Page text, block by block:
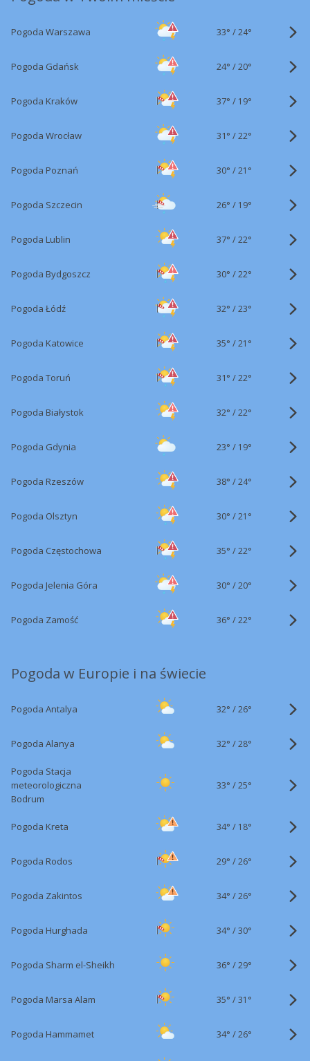
Pogoda Warszawa 33° /24°
Pogoda Gdańsk 24° /20°
Pogoda Kraków 37° / 19°
Pogoda Wrocław 31° /22°
Pogoda Poznań 30° /21°
Pogoda Szczecin 26° / 19°
Pogoda Lublin 37° /22°
Pogoda Bydgoszcz 30° /22°
Pogoda Łódź 32° /23°
Pogoda Katowice 35° /21°
Pogoda Toruń 31° /22°
Pogoda Białystok 32° /22°
Pogoda Gdynia 23° / 19°
Pogoda Rzeszów 38° /24°
Pogoda Olsztyn 30° /21°
Pogoda Częstochowa 35° /22°
Pogoda Jelenia Góra 30° /20°
Pogoda Zamość 36° /22°
Pogoda w Europie i na świecie
Pogoda Antalya 32° /26°
Pogoda Alanya 32° /28°
Pogoda Stacja
meteorologiczna
Bodrum
33° /25°
Pogoda Kreta 34° / 18°
Pogoda Rodos 29° /26°
Pogoda Zakintos 34° /26°
Pogoda Hurghada 34° /30°
Pogoda Sharm el-Sheikh 36° /29°
Pogoda Marsa Alam 35° /31°
Pogoda Hammamet 34° /26°